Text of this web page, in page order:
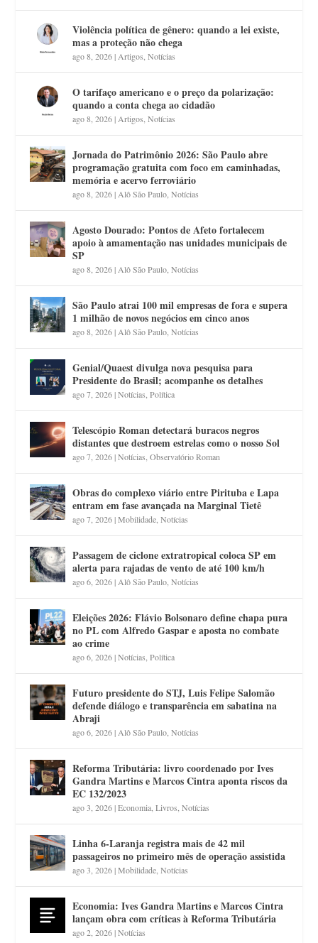
Violência política de gênero: quando a lei existe,
mas a proteção não chega
ago 8, 2026| Artigos ,Notícias
O tarifaço americano e o preço da polarização:
quando a conta chega ao cidadão
ago 8, 2026| Artigos ,Notícias
Jornada do Patrimônio 2026: São Paulo abre
programação gratuita com foco em caminhadas,
memória e acervo ferroviário
ago 8, 2026| Alô São Paulo ,Notícias
Agosto Dourado: Pontos de Afeto fortalecem
apoio à amamentação nas unidades municipais de
SP
ago 8, 2026| Alô São Paulo ,Notícias
São Paulo atrai 100 mil empresas de fora e supera
1 milhão de novos negócios em cinco anos
ago 8, 2026| Alô São Paulo ,Notícias
Genial/Quaest divulga nova pesquisa para
Presidente do Brasil; acompanhe os detalhes
ago 7, 2026|Notícias ,Política
Telescópio Roman detectará buracos negros
distantes que destroem estrelas como o nosso Sol
ago 7, 2026|Notícias ,Observatório Roman
Obras do complexo viário entre Pirituba e Lapa
entram em fase avançada na Marginal Tietê
ago 7, 2026|Mobilidade ,Notícias
Passagem de ciclone extratropical coloca SP em
alerta para rajadas de vento de até 100 km/h
ago 6, 2026| Alô São Paulo ,Notícias
Eleições 2026: Flávio Bolsonaro define chapa pura
no PL com Alfredo Gaspar e aposta no combate
ao crime
ago 6, 2026|Notícias ,Política
Futuro presidente do STJ, Luis Felipe Salomão
defende diálogo e transparência em sabatina na
Abraji
ago 6, 2026| Alô São Paulo ,Notícias
Reforma Tributária: livro coordenado por Ives
Gandra Martins e Marcos Cintra aponta riscos da
EC 132/2023
ago 3, 2026|Economia ,Livros ,Notícias
Linha 6-Laranja registra mais de 42 mil
passageiros no primeiro mês de operação assistida
ago 3, 2026|Mobilidade ,Notícias
Economia: Ives Gandra Martins e Marcos Cintra
lançam obra com críticas à Reforma Tributária
ago 2, 2026|Notícias